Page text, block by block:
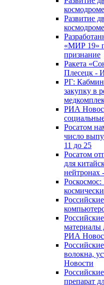
Развитие
«МИР 19»
признание
Ракета
Плесецк -
РГ: Кабмин
закупку в
РИА
Росатом
число
11 до 25
Росатом
для
материалы
РИА
волокна,
Новости
препарат